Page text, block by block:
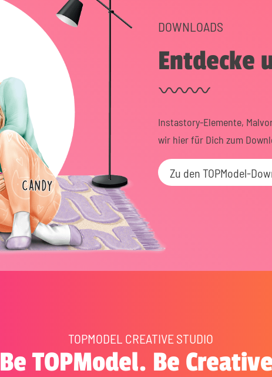
DOWNLOADS
Entdecke
Instastory-Elemente,
wir hier für Dich zum
Zu den TOPModel-
TOPMODEL CREATIVE STUDIO
Be TOPModel. Be